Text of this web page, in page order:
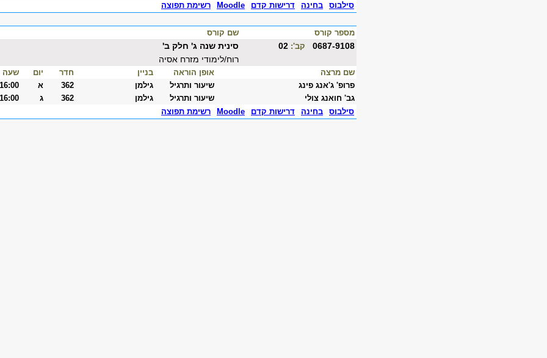
סילבוס
בחינה דרישות קדם Moodle רשימת תפוצה
מספר קורס שם קורס
0687-9108 קב':
סינית שנה ג' חלק ב'
רוח/לימודי מזרח אסיה
שם מרצה אופן הוראה בניין חדר יום שעה
פרופ' ג'אנג פינג
שיעור ותרגיל גילמן 362 א
גב' חואנג צולי
שיעור ותרגיל גילמן 362 ג
סילבוס
בחינה דרישות קדם Moodle רשימת תפוצה